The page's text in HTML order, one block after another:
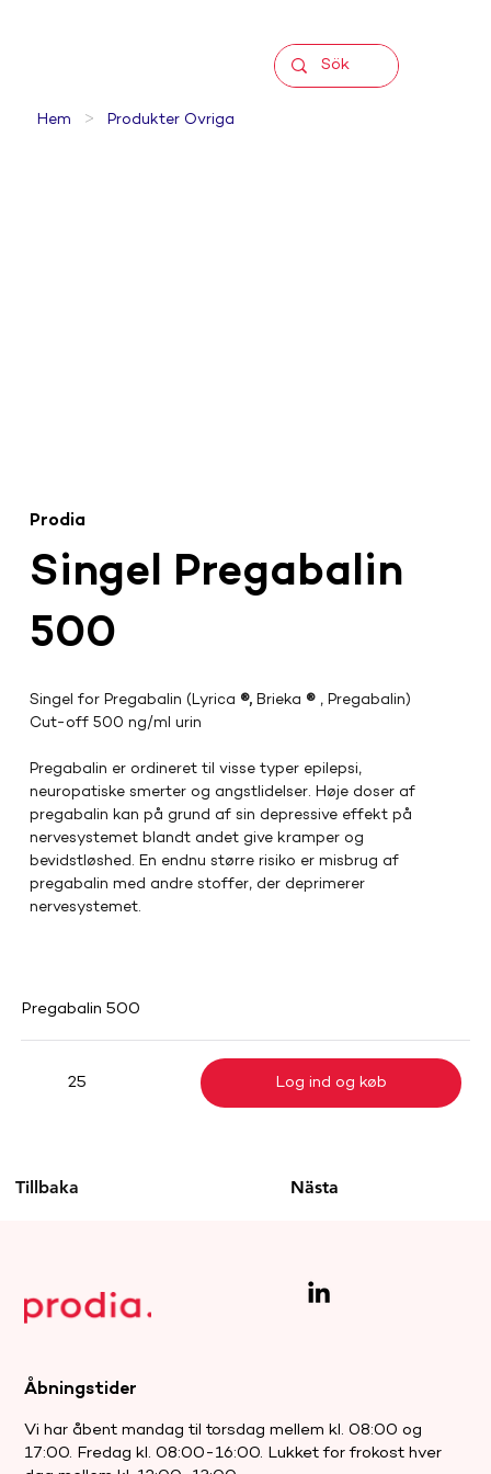
Hem > Produkter Övriga
Singel Pregabalin
500
Prodia
Singel for Pregabalin (Lyrica ®, Brieka ® , Pregabalin)
Cut-off 500 ng/ml urin
Pregabalin er ordineret til visse typer epilepsi,
neuropatiske smerter og angstlidelser. Høje doser af
pregabalin kan på grund af sin depressive effekt på
nervesystemet blandt andet give kramper og
bevidstløshed. En endnu større risiko er misbrug af
pregabalin med andre stoffer, der deprimerer
nervesystemet.
Pregabalin 500
25 Log ind og køb
Nästa
Tillbaka
Åbningstider
Vi har åbent mandag til torsdag mellem kl. 08:00 og
17:00. Fredag kl. 08:00-16:00. Lukket for frokost hver